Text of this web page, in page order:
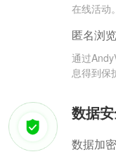
在线活动。
匿名浏览
通过
息得到保
数据
数据加密